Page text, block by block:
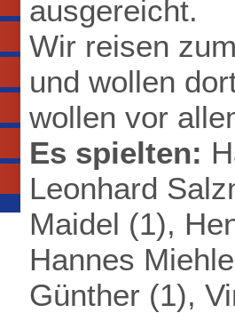
ausgereicht.
Wir reisen
und wollen
wollen vor
Es spielten:
Leonhard
Maidel (1),
Hannes
Günther (1),